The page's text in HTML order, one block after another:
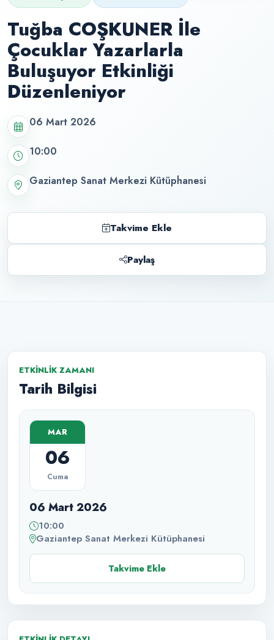
Tuğba COŞKUNER İle
Çocuklar Yazarlarla
Buluşuyor Etkinliği
Düzenleniyor
06 Mart 2026
10:00
Gaziantep Sanat Merkezi Kütüphanesi
Takvime Ekle
Paylaş
ETKINLIK ZAMANI
Tarih Bilgisi
MAR
06
Cuma
06 Mart 2026
10:00
Gaziantep Sanat Merkezi Kütüphanesi
Takvime Ekle